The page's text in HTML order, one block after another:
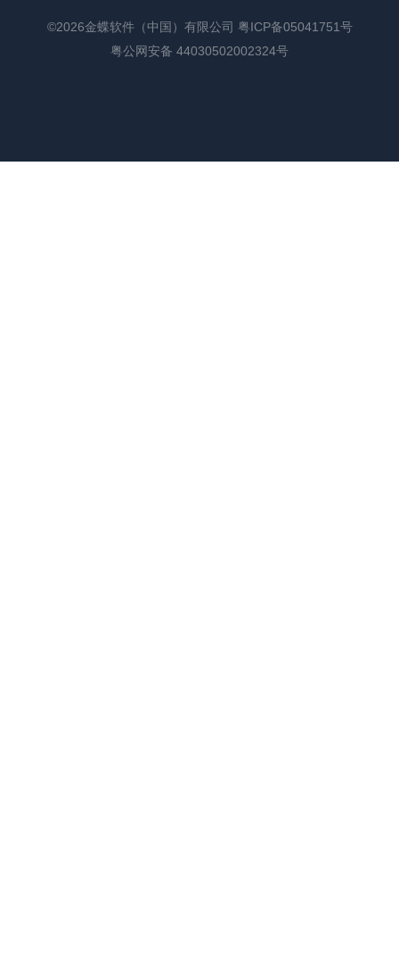
©2026金蝶软件（中国）有限公司 粤ICP备05041751号
粤公网安备 44030502002324号